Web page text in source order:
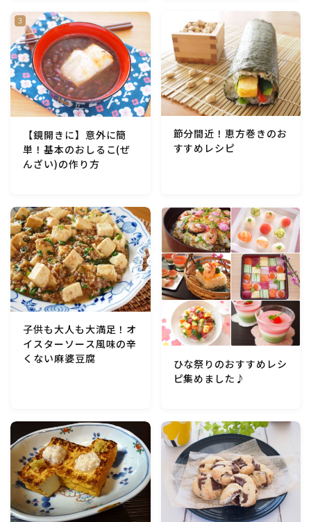
もやし・豆苗・たけのこ・せり・ふき・その他山菜料理
洋菓子 (焼き菓子)
洋菓子 (冷菓)
洋菓子 (その他)
マクロビスイーツ・自然派おやつ
パン・パンケーキ・スコーン・食事パイ・ケークサレ・
粉もの
米/ご飯料理・もち料理
麺料理(パスタ・うどん・そうめん・春雨など)
ハム・ベーコン・ソーセー・・スパム・チーズ料理
豆腐・厚揚げ・油揚げ・納豆・豆類・豆製品料理
缶詰料理(ツナ・サバ・いわし・ホタテ貝柱・コーン
等)
行事食(おせち・ハロウィン・クリスマス・雛祭り・子
【鏡開きに】意外に簡
単！基本のおしるこ(ぜ
んざい)の作り方
節分間近！恵方巻きのお
すすめレシピ
子供も大人も大満足！オ
イスターソース風味の辛
くない麻婆豆腐
ひな祭りのおすすめレシ
ピ集めました♪